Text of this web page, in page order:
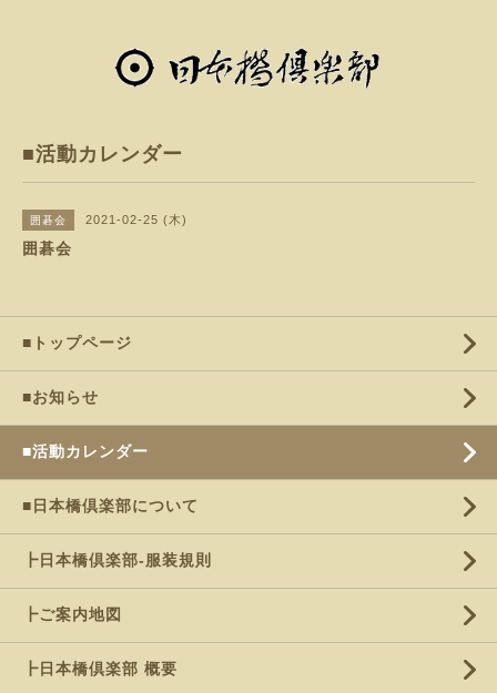
■活動カレンダー
囲碁会 2021-02-25 (木)
囲碁会
■トップページ
■お知らせ
■活動カレンダー
■日本橋倶楽部について
┣日本橋倶楽部-服装規則
┣ご案内地図
┣日本橋倶楽部 概要